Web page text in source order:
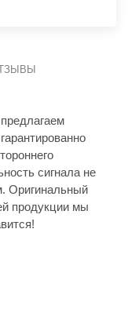
сигнала не
Оригинальный
продукции мы